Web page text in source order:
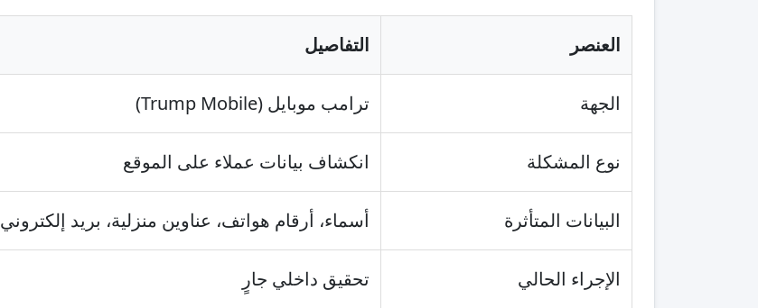
العنصر التفاصيل
الجهة ترامب موبايل (Trump Mobile)
نوع المشكلة انكشاف بيانات عملاء على الموقع
البيانات المتأثرة أسماء، أرقام هواتف، عناوين منزلية، بريد إلكتروني
الإجراء الحالي تحقيق داخلي جارٍ